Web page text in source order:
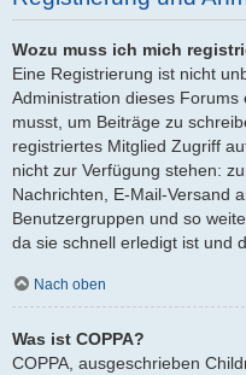
Wozu muss ich mich
Eine Registrierung ist nicht
Administration dieses
musst, um Beiträge zu
registriertes Mitglied Zugriff
nicht zur Verfügung stehen:
Nachrichten, E-Mail-Versand
Benutzergruppen und so
da sie schnell erledigt ist und
Nach oben
Was ist COPPA?
COPPA, ausgeschrieben